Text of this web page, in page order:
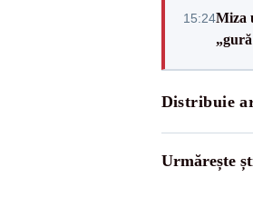
15:24Miza
Distribuie
Urmărește